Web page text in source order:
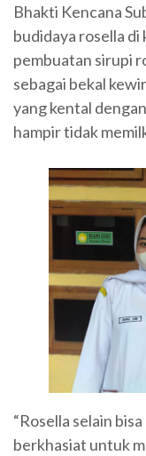
Bhakti Kencana
budidaya rosella di
pembuatan sirupi
sebagai bekal
yang kental
hampir tidak
“Rosella selain
berkhasiat untuk